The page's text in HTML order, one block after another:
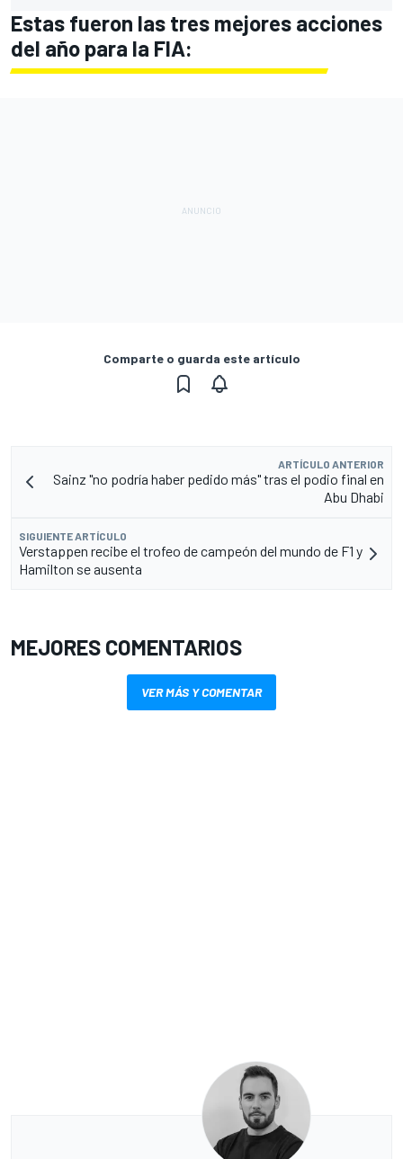
Estas fueron las tres mejores acciones
del año para la FIA:
Comparte o guarda este artículo
ARTÍCULO ANTERIOR
Sainz "no podría haber pedido más" tras el podio final en
Abu Dhabi
SIGUIENTE ARTÍCULO
Verstappen recibe el trofeo de campeón del mundo de F1 y
Hamilton se ausenta
MEJORES COMENTARIOS
VER MÁS Y COMENTAR